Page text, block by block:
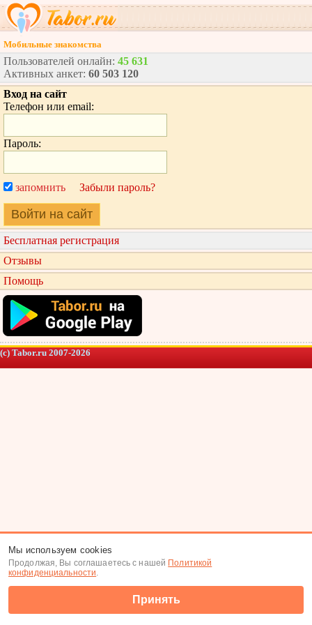
Мобильные знакомства
Пользователей онлайн: 45 631
Активных анкет: 60 503 120
Вход на сайт
Телефон или email:
Пароль:
запомнить Забыли пароль?
Войти на сайт
Бесплатная регистрация
Отзывы
Помощь
(c) Tabor.ru 2007-2026
Мы используем cookies
Продолжая, Вы соглашаетесь с нашей Политикой
конфиденциальности.
Принять